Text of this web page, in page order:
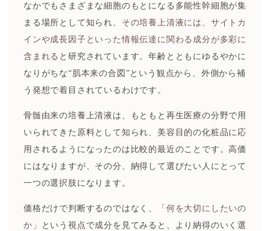
なかでもさまざまな細胞のもとになる多能性幹細胞が集
まる場所として知られ、 その培養上清液には、サイトカ
インや成長因子といった情報伝達に関わる成分が多彩に
含まれる と研究されています。年齢とともにゆるやかに
なりがちな“肌本来の合図”という観点から、外側から補
う発想で着目されているわけです。
骨髄由来の培養上清液は、もともと再生医療の分野で用
いられてきた原料として知られ、美容目的の化粧品に応
用されるようになったのは比較的最近のことです。高価
にはなりますが、その分、納得して選びたい人にとって
一つの選択肢になります。
価格だけで判断するのではなく、
「何を大切にしたいの
か」
という視点で成分を見てみると、より納得のいく選